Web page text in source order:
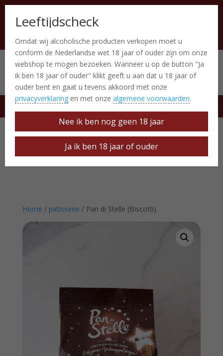
Italiaanse producten 0 Items
free delivery at € 50
Home / patisserie / Pan di Stelle (Biscotti)
Leeftijdscheck
Omdat wij alcoholische producten verkopen moet u
conform de Nederlandse wet 18 jaar of ouder zijn om onze
webshop te mogen bezoeken. Wanneer u op de button "Ja
ik ben 18 jaar of ouder" klikt geeft u aan dat u 18 jaar of
ouder bent en gaat u tevens akkoord met onze
privacyverklaring en met onze algemene voorwaarden.
Nee ik ben nog geen 18 jaar
Ja ik ben 18 jaar of ouder